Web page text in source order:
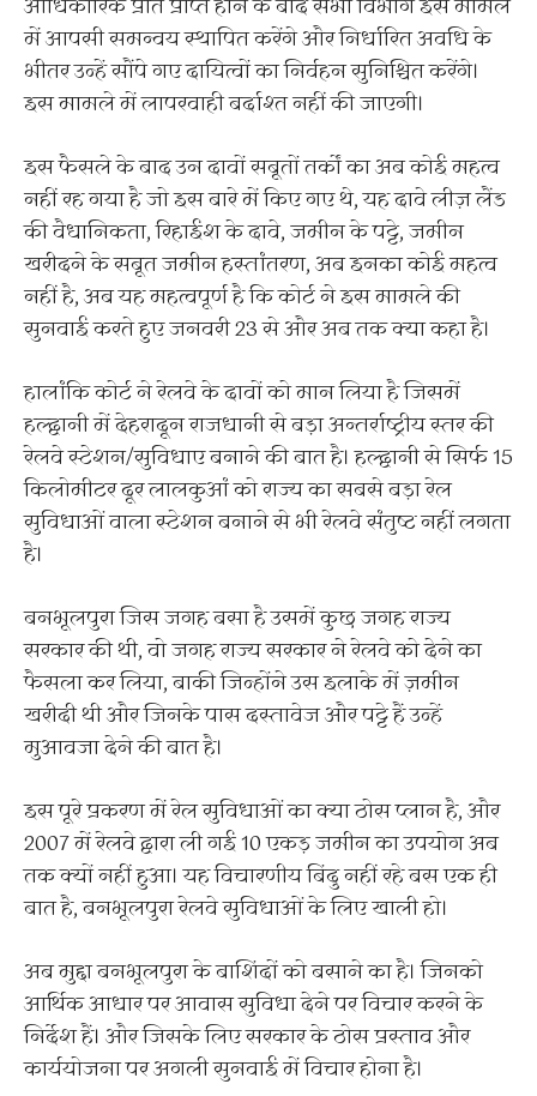
आधिकारिक प्रति प्राप्त होने के बाद सभी विभाग इस मामले
में आपसी समन्वय स्थापित करेंगे और निर्धारित अवधि के
भीतर उन्हें सौंपे गए दायित्वों का निर्वहन सुनिश्चित करेंगे।
इस मामले में लापरवाही बर्दाश्त नहीं की जाएगी।
इस फैसले के बाद उन दावों सबूतों तर्कों का अब कोई महत्व
नहीं रह गया है जो इस बारे में किए गए थे, यह दावे लीज़ लैंड
की वैधानिकता, रिहाईश के दावे, जमीन के पट्टे, जमीन
खरीदने के सबूत जमीन हस्तांतरण, अब इनका कोई महत्व
नहीं है, अब यह महत्वपूर्ण है कि कोर्ट ने इस मामले की
सुनवाई करते हुए जनवरी 23 से और अब तक क्या कहा है।
हालांकि कोर्ट ने रेलवे के दावों को मान लिया है जिसमें
हल्द्वानी में देहरादून राजधानी से बड़ा अन्तर्राष्ट्रीय स्तर की
रेलवे स्टेशन/सुविधाए बनाने की बात है। हल्द्वानी से सिर्फ 15
किलोमीटर दूर लालकुआं को राज्य का सबसे बड़ा रेल
सुविधाओं वाला स्टेशन बनाने से भी रेलवे संतुष्ट नहीं लगता
है।
बनभूलपुरा जिस जगह बसा है उसमें कुछ जगह राज्य
सरकार की थी, वो जगह राज्य सरकार ने रेलवे को देने का
फैसला कर लिया, बाकी जिन्होंने उस इलाके में ज़मीन
खरीदी थी और जिनके पास दस्तावेज और पट्टे हैं उन्हें
मुआवजा देने की बात है।
इस पूरे प्रकरण में रेल सुविधाओं का क्या ठोस प्लान है, और
2007 में रेलवे द्वारा ली गई 10 एकड़ जमीन का उपयोग अब
तक क्यों नहीं हुआ। यह विचारणीय बिंदु नहीं रहे बस एक ही
बात है, बनभूलपुरा रेलवे सुविधाओं के लिए खाली हो।
अब मुद्दा बनभूलपुरा के बाशिंदों को बसाने का है। जिनको
आर्थिक आधार पर आवास सुविधा देने पर विचार करने के
निर्देश हैं। और जिसके लिए सरकार के ठोस प्रस्ताव और
कार्ययोजना पर अगली सुनवाई में विचार होना है।